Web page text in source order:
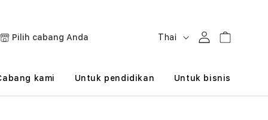
Pilih cabang Anda
B
h
Thai MasukKeranjang
kami Untuk pendidikan Untuk bisnis